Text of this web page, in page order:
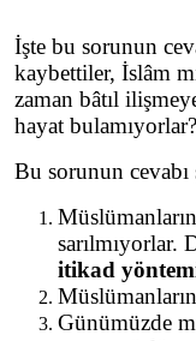
İşte bu sorunun
kaybettiler, İslâm
zaman bâtıl
hayat
Bu sorunun
sarılmıyorlar.
itikad
Günümüzde